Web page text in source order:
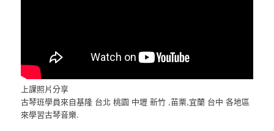
上課照片分享
古琴班學員來自基隆 台北 桃園 中壢 新竹 ,苗栗,宜蘭 台中 各地區
來學習古琴音樂.